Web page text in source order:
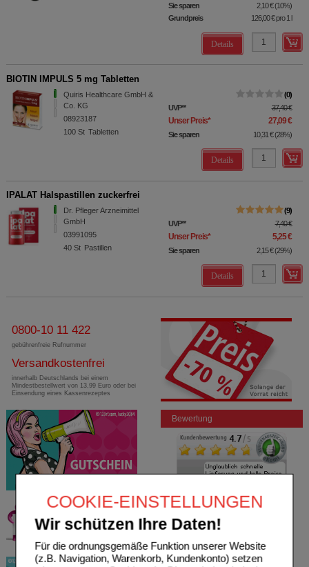
COOKIE-EINSTELLUNGEN
Wir schützen Ihre Daten!
Für die ordnungsgemäße Funktion unserer Website
(z.B. Navigation, Warenkorb, Kundenkonto) setzen
Sie sparen 2,10 € (10%)
Grundpreis
126,00 €pro 1 l
Details
BIOTIN IMPULS 5 mg Tabletten
Quiris Healthcare GmbH &
Co. KG
08923187
100 St Tabletten
0
UVP** 37,40 €
Unser Preis* 27,09 €
Sie sparen 10,31 € (28%)
Details
IPALAT Halspastillen zuckerfrei
Dr. Pfleger Arzneimittel
GmbH
03991095
40 St Pastillen
9
UVP** 7,40 €
Unser Preis* 5,25 €
Sie sparen 2,15 € (29%)
Details
0800-10 11 422
gebührenfreie Rufnummer
Versandkostenfrei
innerhalb Deutschlands bei einem
Mindestbestellwert von 13,99 Euro oder bei
Einsendung eines Kassenrezeptes
Bewertung